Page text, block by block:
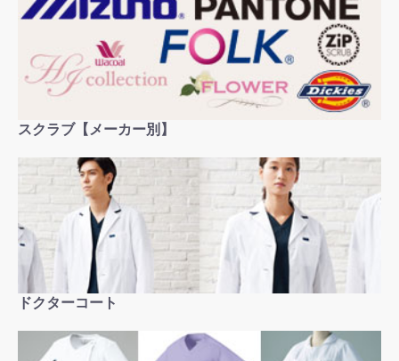
スクラブ【メーカー別】
ドクターコート